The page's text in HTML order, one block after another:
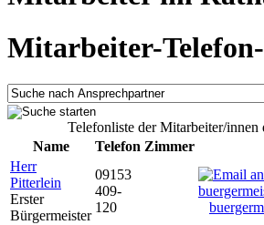
Mitarbeiter-
Telefonliste der Mitarbeiter/innen
Name
Telefon Zimmer
Herr
Pitterlein
Erster
Bürgermeister
09153
409-
120